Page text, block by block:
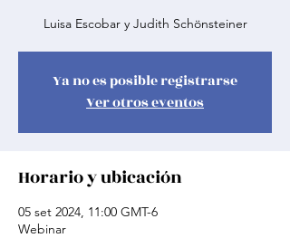
Luisa Escobar y Judith Schönsteiner
Ya no es posible registrarse
Ver otros eventos
Horario y ubicación
05 set 2024, 11:00 GMT-6
Webinar